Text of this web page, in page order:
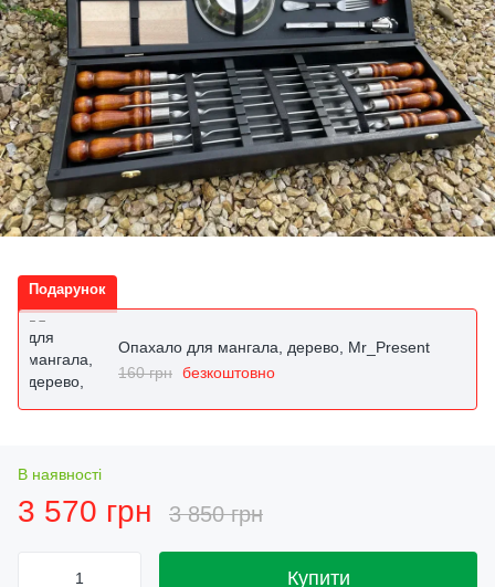
Подарунок
Опахало для мангала, дерево, Mr_Present
160 грн безкоштовно
В наявності
3 570 грн 3 850 грн
Купити